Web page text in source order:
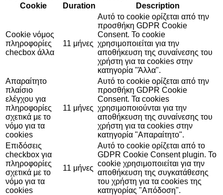
Cookie
Duration Description
Cookie νόμος
πληροφορίες
checbox άλλα
11 μήνες
Αυτό το cookie ορίζεται από την
προσθήκη GDPR Cookie
Consent. Το cookie
χρησιμοποιείται για την
αποθήκευση της συναίνεσης του
χρήστη για τα cookies στην
κατηγορία "Άλλα".
Απαραίτητο
πλαίσιο
ελέγχου για
πληροφορίες
σχετικά με το
νόμο για τα
cookies
11 μήνες
Αυτό το cookie ορίζεται από την
προσθήκη GDPR Cookie
Consent. Τα cookies
χρησιμοποιούνται για την
αποθήκευση της συναίνεσης του
χρήστη για τα cookies στην
κατηγορία "Απαραίτητο".
Επιδόσεις
checkbox για
πληροφορίες
σχετικά με το
νόμο για τα
cookies
11 μήνες
Αυτό το cookie ορίζεται από το
GDPR Cookie Consent plugin. Το
cookie χρησιμοποιείται για την
αποθήκευση της συγκατάθεσης
του χρήστη για τα cookies της
κατηγορίας "Απόδοση".